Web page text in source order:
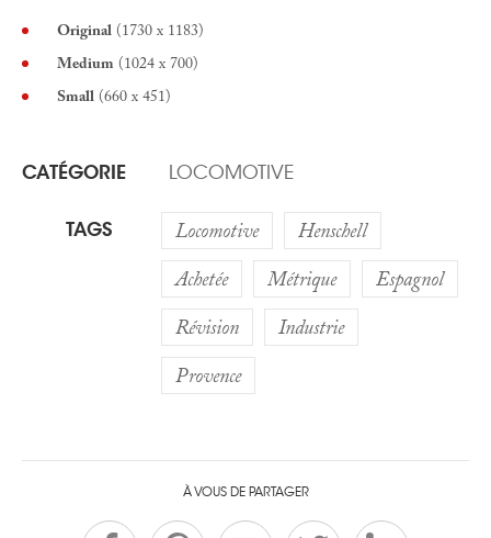
Original (1730 x 1183)
Medium (1024 x 700)
Small (660 x 451)
CATÉGORIE LOCOMOTIVE
TAGS Locomotive
Henschell
Achetée
Métrique
Espagnol
Révision
Industrie
Provence
À VOUS DE PARTAGER